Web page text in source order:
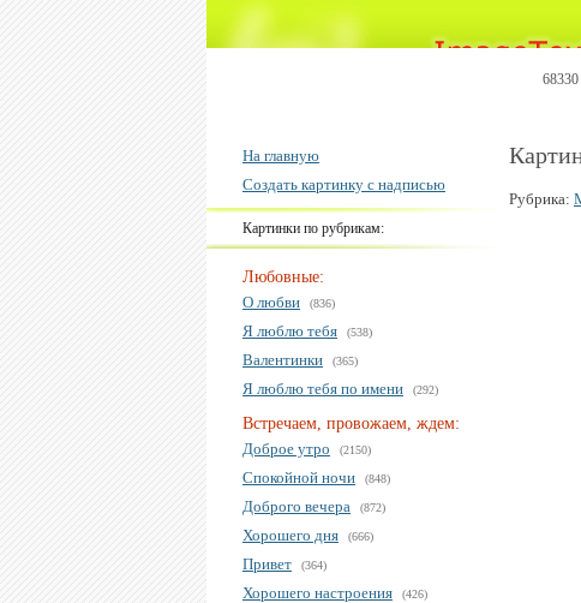
На главную
Создать картинку с надписью
Картинки по рубрикам:
Любовные:
О любви
(836)
Я люблю тебя (538)
Валентинки (365)
Я люблю тебя по имени (292)
Встречаем, провожаем, ждем:
Доброе утро
(2150)
Спокойной ночи (848)
Доброго вечера (872)
Хорошего дня (666)
Привет (364)
Хорошего настроения (426)
Рубрика: